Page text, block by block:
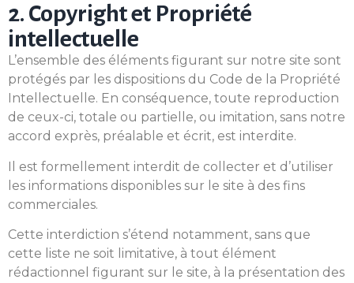
2. Copyright et Propriété
intellectuelle
L’ensemble des éléments figurant sur notre site sont
protégés par les dispositions du Code de la Propriété
Intellectuelle. En conséquence, toute reproduction
de ceux-ci, totale ou partielle, ou imitation, sans notre
accord exprès, préalable et écrit, est interdite.
Il est formellement interdit de collecter et d’utiliser
les informations disponibles sur le site à des fins
commerciales.
Cette interdiction s’étend notamment, sans que
cette liste ne soit limitative, à tout élément
rédactionnel figurant sur le site, à la présentation des